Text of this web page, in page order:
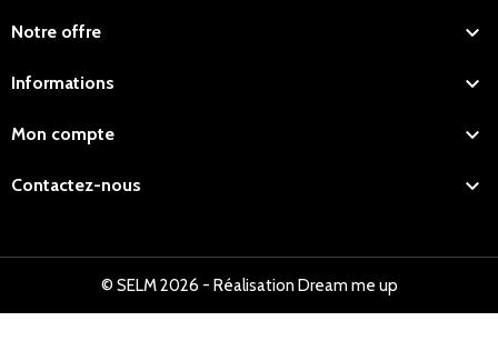
Notre offre 
Informations 
Mon compte 
Contactez-nous 
© SELM 2026 - Réalisation Dream me up